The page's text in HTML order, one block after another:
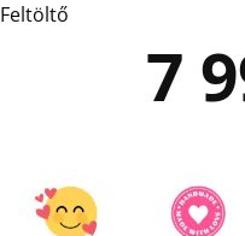
Feltöltő
7